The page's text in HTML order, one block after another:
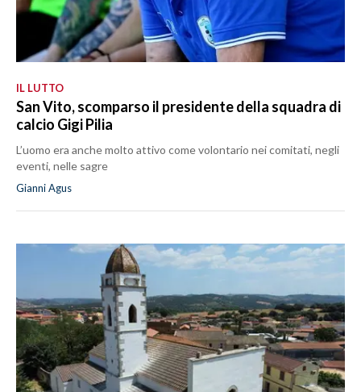
IL LUTTO
San Vito, scomparso il presidente della squadra di
calcio Gigi Pilia
L’uomo era anche molto attivo come volontario nei comitati, negli
eventi, nelle sagre
Gianni Agus